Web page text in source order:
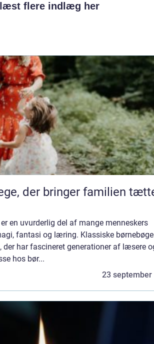
flere indlæg her
der bringer familien
en uvurderlig del af mange menneskers
fantasi og læring. Klassiske
der har fascineret generationer af læsere
hos bør...
23 september